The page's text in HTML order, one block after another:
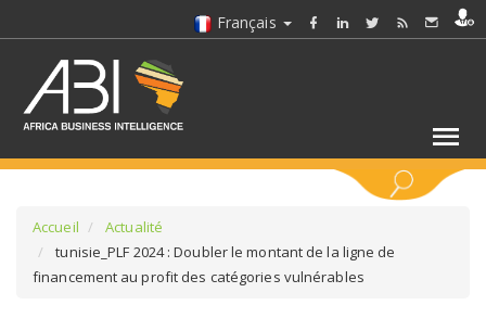
Français
Accueil
Actualité
tunisie_PLF 2024 : Doubler le montant de la ligne de
financement au profit des catégories vulnérables